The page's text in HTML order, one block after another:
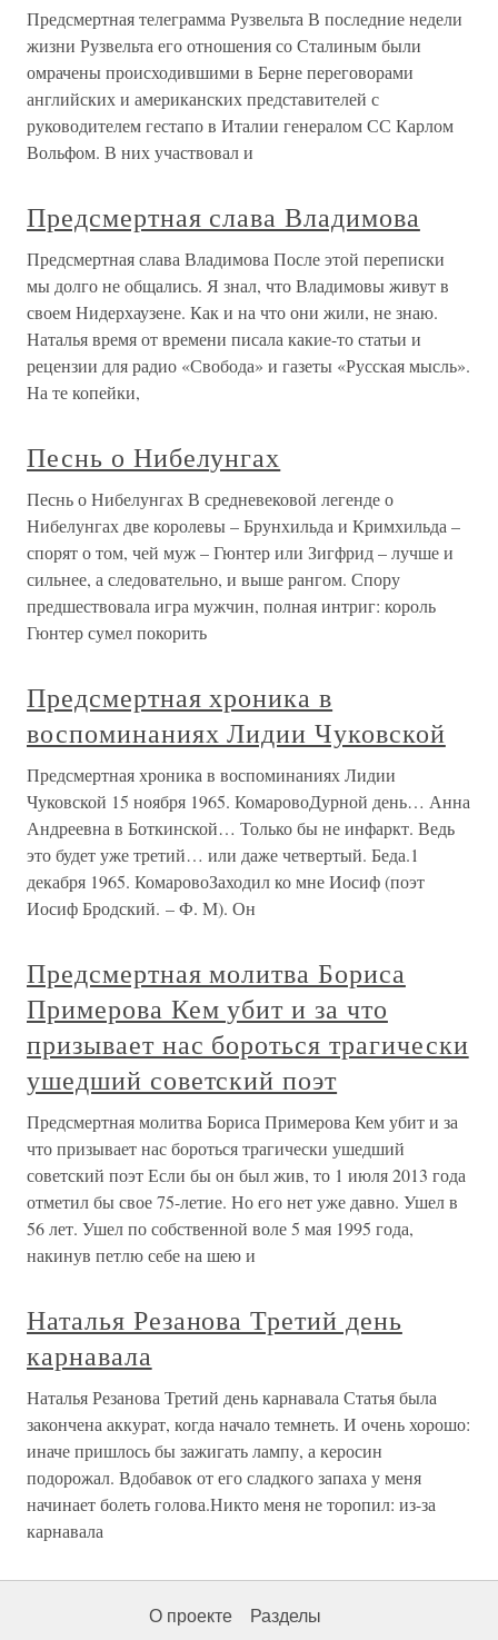
Предсмертная телеграмма Рузвельта В последние недели
жизни Рузвельта его отношения со Сталиным были
омрачены происходившими в Берне переговорами
английских и американских представителей с
руководителем гестапо в Италии генералом СС Карлом
Вольфом. В них участвовал и
Предсмертная слава Владимова
Предсмертная слава Владимова После этой переписки
мы долго не общались. Я знал, что Владимовы живут в
своем Нидерхаузене. Как и на что они жили, не знаю.
Наталья время от времени писала какие-то статьи и
рецензии для радио «Свобода» и газеты «Русская мысль».
На те копейки,
Песнь о Нибелунгах
Песнь о Нибелунгах В средневековой легенде о
Нибелунгах две королевы – Брунхильда и Кримхильда –
спорят о том, чей муж – Гюнтер или Зигфрид – лучше и
сильнее, а следовательно, и выше рангом. Спору
предшествовала игра мужчин, полная интриг: король
Гюнтер сумел покорить
Предсмертная хроника в
воспоминаниях Лидии Чуковской
Предсмертная хроника в воспоминаниях Лидии
Чуковской 15 ноября 1965. КомаровоДурной день… Анна
Андреевна в Боткинской… Только бы не инфаркт. Ведь
это будет уже третий… или даже четвертый. Беда.1
декабря 1965. КомаровоЗаходил ко мне Иосиф (поэт
Иосиф Бродский. – Ф. М). Он
Предсмертная молитва Бориса
Примерова Кем убит и за что
призывает нас бороться трагически
ушедший советский поэт
Предсмертная молитва Бориса Примерова Кем убит и за
что призывает нас бороться трагически ушедший
советский поэт Если бы он был жив, то 1 июля 2013 года
отметил бы свое 75-летие. Но его нет уже давно. Ушел в
56 лет. Ушел по собственной воле 5 мая 1995 года,
накинув петлю себе на шею и
Наталья Резанова Третий день
карнавала
Наталья Резанова Третий день карнавала Статья была
закончена аккурат, когда начало темнеть. И очень хорошо:
иначе пришлось бы зажигать лампу, а керосин
подорожал. Вдобавок от его сладкого запаха у меня
начинает болеть голова.Никто меня не торопил: из-за
карнавала
О проекте Разделы